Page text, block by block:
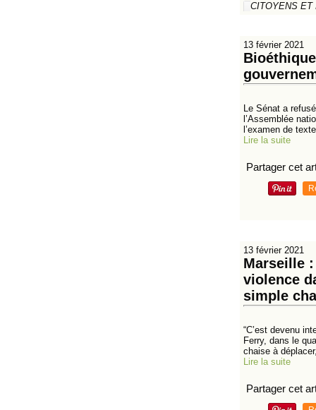
CITOYENS ET
13 février 2021
Le Sénat a
l’Assemblée
l’examen de
Lire la suite
Partager cet
13 février 2021
Marseille
violence
simple
“C’est devenu
Ferry, dans le
chaise à
Lire la suite
Partager cet